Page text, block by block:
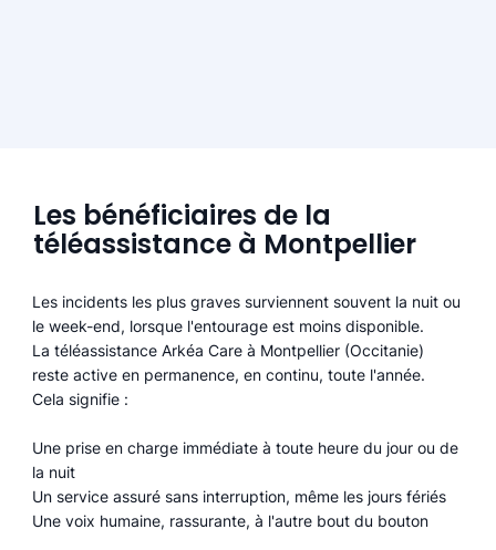
Les bénéficiaires de la
téléassistance à Montpellier
Les incidents les plus graves surviennent souvent la nuit ou
le week-end, lorsque l'entourage est moins disponible.
La téléassistance Arkéa Care à Montpellier (Occitanie)
reste active en permanence, en continu, toute l'année.
Cela signifie :
Une prise en charge immédiate à toute heure du jour ou de
la nuit
Un service assuré sans interruption, même les jours fériés
Une voix humaine, rassurante, à l'autre bout du bouton